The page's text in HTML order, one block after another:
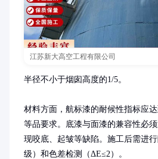
江苏新大高空工程有限公司
半径不小于烟囱高度的1/5。
材料方面，航标漆的耐候性指标应
等品要求。底漆与面漆的兼容性必
现咬底、起皱等缺陷。施工后需进
级）和色差检测（ΔE≤2）。